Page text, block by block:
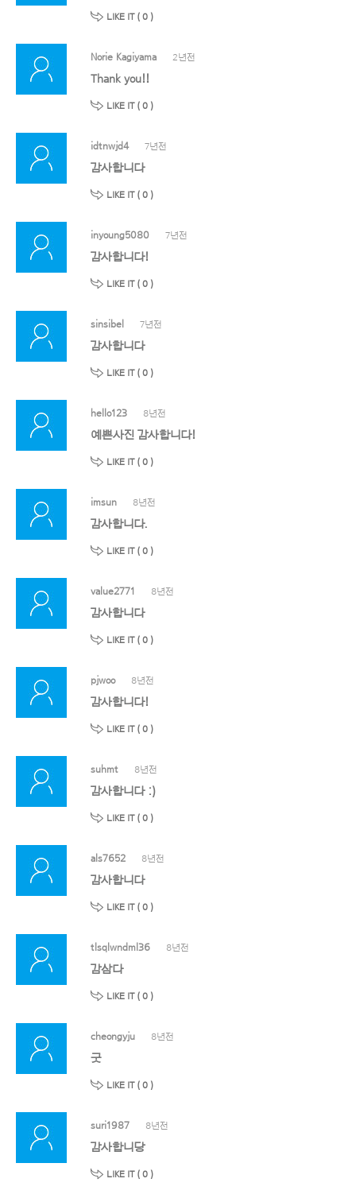
LIKE IT ( 0 )
Norie Kagiyama 2년전
Thank you!!
LIKE IT ( 0 )
idtnwjd4 7년전
감사합니다
LIKE IT ( 0 )
inyoung5080 7년전
감사합니다!
LIKE IT ( 0 )
sinsibel 7년전
감사합니다
LIKE IT ( 0 )
hello123 8년전
예쁜사진 감사합니다!
LIKE IT ( 0 )
imsun 8년전
감사합니다.
LIKE IT ( 0 )
value2771 8년전
감사합니다
LIKE IT ( 0 )
pjwoo 8년전
감사합니다!
LIKE IT ( 0 )
suhmt 8년전
감사합니다 :)
LIKE IT ( 0 )
als7652 8년전
감사합니다
LIKE IT ( 0 )
tlsqlwndml36 8년전
감삼다
LIKE IT ( 0 )
cheongyju 8년전
굿
LIKE IT ( 0 )
suri1987 8년전
감사합니당
LIKE IT ( 0 )